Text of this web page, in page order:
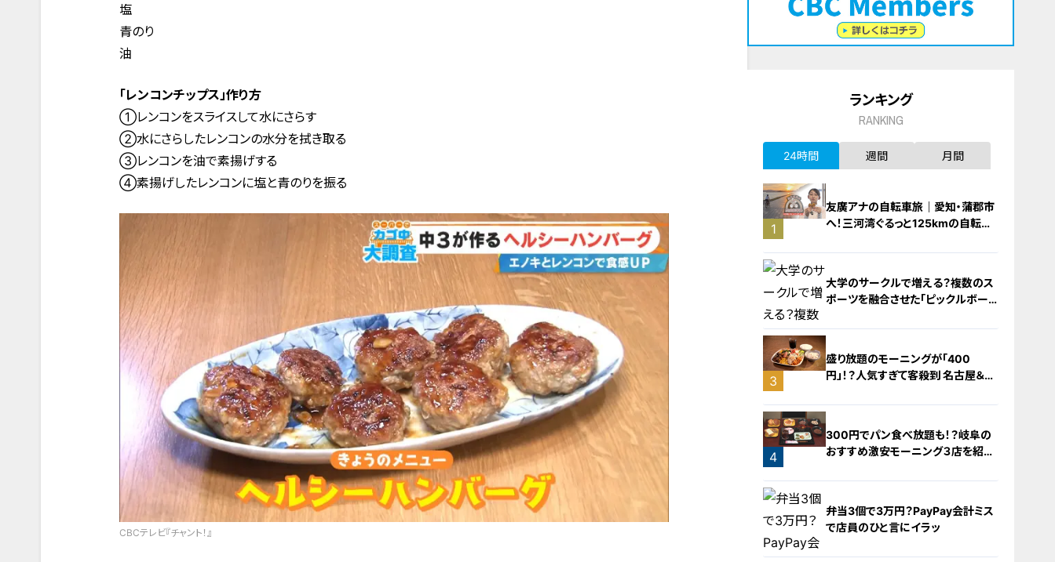
塩
青のり
油
「レンコンチップス」作り方
①レンコンをスライスして水にさらす
②水にさらしたレンコンの水分を拭き取る
③レンコンを油で素揚げする
④素揚げしたレンコンに塩と青のりを振る
CBCテレビ『チャント！』
ランキング
RANKING
24時間 週間 月間
1
友廣アナの自転車旅｜愛知・蒲郡市
へ！三河湾ぐるっと125kmの自転車
2
大学のサークルで増える？複数のス
ポーツを融合させた「ピックルボー
3
盛り放題のモーニングが「400
円」！？人気すぎて客殺到 名古屋＆岐
4
300円でパン食べ放題も！？岐阜の
おすすめ激安モーニング３店を紹
弁当3個で3万円？PayPay会計ミス
で店員のひと言にイラッ